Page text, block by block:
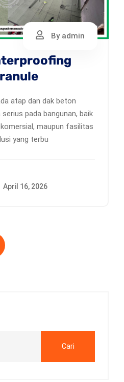
By admin
atap dan dak beton
pada bangunan, baik
maupun fasilitas
yang terbu
April 16, 2026